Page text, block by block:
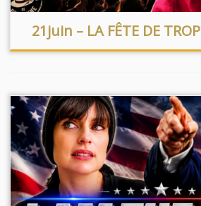
21juin – LA FÊTE DE TROP